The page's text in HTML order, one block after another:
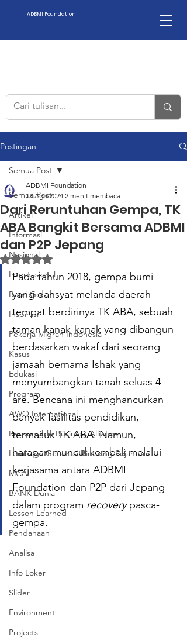
ADBMI Foundation
Postingan
Semua Post
Artikel
Informasi
Nasional
Internasional
Bumi Gora
Inspirasi
Pekerja Migran Indonesia
Kasus
Edukasi
Program
AWO International
Responsible Business Alliance
Lembaga Generasi Bintasng Sejahtera
MCAI
BANK Dunia
Lesson Learned
Pendanaan
Analisa
Info Loker
Slider
Environment
Projects
Semua Post
Dari Reruntuhan Gempa, TK
ABA Bangkit Bersama ADBMI
dan P2P Jepang
ADBMI Foundation
13 Agu 2024 2 menit membaca
Dinilai NaN dari 5 bintang.
Pada tahun 2018, gempa bumi
yang dahsyat melanda daerah
tempat berdirinya TK ABA, sebuah
taman kanak-kanak yang dibangun
berdasarkan wakaf dari seorang
jamaah bernama Ishak yang
menyumbangkan tanah seluas 4
are. Bencana ini menghancurkan
banyak fasilitas pendidikan,
termasuk TK ABA. Namun,
harapan muncul kembali melalui
kerjasama antara ADBMI
Foundation dan P2P dari Jepang
dalam program recovery pasca-
gempa.